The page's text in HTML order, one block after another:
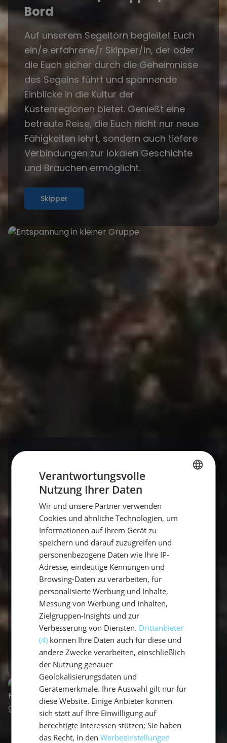
Bord
Auf unserem Segeltörn begleitet Euch
ein/e erfahrene/r Skipper/in, der oder
die Euch sicher durch die Geheimnisse
des Segelns führt und spannende
Einblicke in die Kultur der
Küstenregionen bietet. Genießt eine
betreute Reise, die Euch nicht nur neue
Fähigkeiten lehrt, sondern auch tiefere
Verbindungen zur lokalen Geschichte
und Bräuchen ermöglicht.
Skipper
Gruppe
Genießt die Ruhe und den exklusiven
Komfort einer kleinen Gruppe auf
unserem Segeltörn. Mit maximal acht
Personen an Bord bietet jedes Deck
ausreichend Raum zum Entspannen
und persönliche Momente. Perfekt für
diejenigen, die eine entspannte Reise
ohne die Hektik großer
Touristengruppen suchen.
Verfügbarkeit
Verantwortungsvolle
Nutzung Ihrer Daten
Wir und unsere Partner verwenden
Cookies und ähnliche Technologien, um
Informationen auf Ihrem Gerät zu
speichern und darauf zuzugreifen und
personenbezogene Daten wie Ihre IP-
Adresse, eindeutige Kennungen und
Browsing-Daten zu verarbeiten, für
personalisierte Werbung und Inhalte,
Messung von Werbung und Inhalten,
Zielgruppen-Insights und zur
Verbesserung von Diensten. Drittanbieter
(4) können Ihre Daten auch für diese und
andere Zwecke verarbeiten, einschließlich
der Nutzung genauer
Geolokalisierungsdaten und
Gerätemerkmale. Ihre Auswahl gilt nur für
diese Website. Einige Anbieter können
sich statt auf Ihre Einwilligung auf
berechtigte Interessen stützen; Sie haben
das Recht, in denWerbeeinstellungen